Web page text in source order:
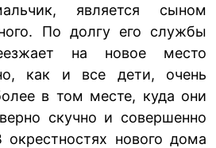
является сыном
По долгу его службы
на новое место
как и все дети, очень
в том месте, куда они
скучно и совершенно
окрестностях нового дома